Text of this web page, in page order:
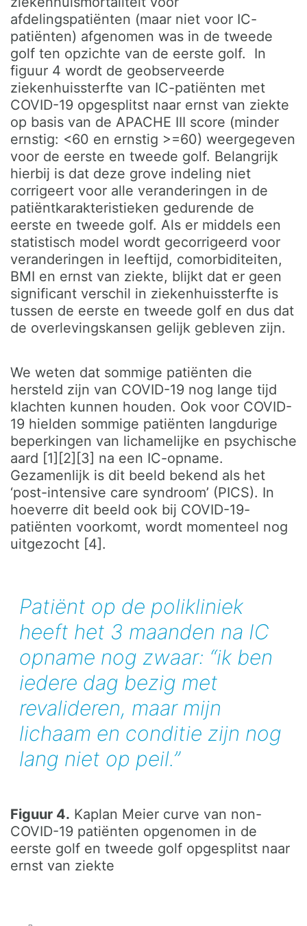
afdelingspatiënten (maar niet voor IC-
patiënten) afgenomen was in de tweede
golf ten opzichte van de eerste golf. In
figuur 4 wordt de geobserveerde
ziekenhuissterfte van IC-patiënten met
COVID-19 opgesplitst naar ernst van ziekte
op basis van de APACHE III score (minder
ernstig: <60 en ernstig >=60) weergegeven
voor de eerste en tweede golf. Belangrijk
hierbij is dat deze grove indeling niet
corrigeert voor alle veranderingen in de
patiëntkarakteristieken gedurende de
eerste en tweede golf. Als er middels een
statistisch model wordt gecorrigeerd voor
veranderingen in leeftijd, comorbiditeiten,
BMI en ernst van ziekte, blijkt dat er geen
significant verschil in ziekenhuissterfte is
tussen de eerste en tweede golf en dus dat
de overlevingskansen gelijk gebleven zijn.
We weten dat sommige patiënten die
hersteld zijn van COVID-19 nog lange tijd
klachten kunnen houden. Ook voor COVID-
19 hielden sommige patiënten langdurige
beperkingen van lichamelijke en psychische
aard [1][2][3] na een IC-opname.
Gezamenlijk is dit beeld bekend als het
‘post-intensive care syndroom’ (PICS). In
hoeverre dit beeld ook bij COVID-19-
patiënten voorkomt, wordt momenteel nog
uitgezocht [4].
Patiënt op de polikliniek
heeft het 3 maanden na IC
opname nog zwaar: “ik ben
iedere dag bezig met
revalideren, maar mijn
lichaam en conditie zijn nog
lang niet op peil.”
Figuur 4. Kaplan Meier curve van non-
COVID-19 patiënten opgenomen in de
eerste golf en tweede golf opgesplitst naar
ernst van ziekte